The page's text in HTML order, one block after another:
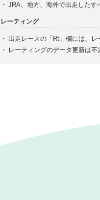
・ JRA、地方、海外で出走したす
レーティング
・ 出走レースの「Rt」欄には、レ
・
レーティングのデータ更新は不